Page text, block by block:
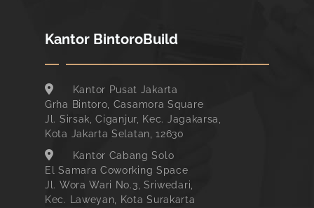
Kantor BintoroBuild
Kantor Pusat Jakarta
Grha Bintoro, Casamora Square
Jl. Sirsak, Ciganjur, Kec. Jagakarsa,
Kota Jakarta Selatan, 12630
Kantor Cabang Solo
El Samara Coworking Space
Jl. Wora Wari No.3, Sriwedari,
Kec. Laweyan, Kota Surakarta